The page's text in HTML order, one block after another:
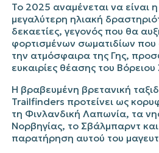
Το 2025 αναμένεται να είναι
μεγαλύτερη ηλιακή
δεκαετίες, γεγονός που θα
φορτισμένων σωματιδίων που
την ατμόσφαιρα της Γης,
ευκαιρίες θέασης του Βόρειου
Η βραβευμένη βρετανική
Trailfinders προτείνει ως
τη Φινλανδική Λαπωνία, τα
Νορβηγίας, το Σβάλμπαρντ και
παρατήρηση αυτού του